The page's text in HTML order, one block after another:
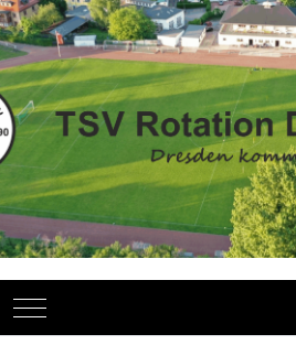
Mobile Menu Toggle